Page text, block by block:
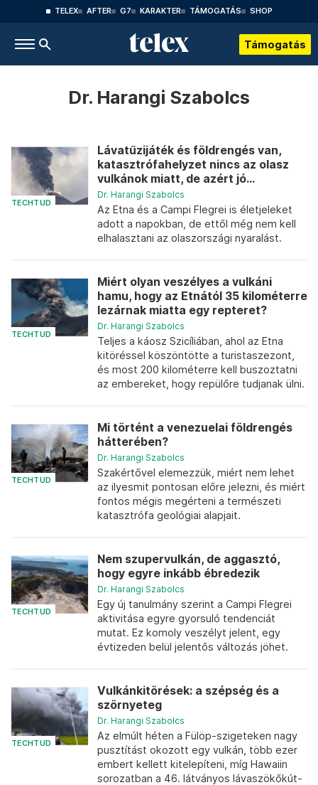
TELEX AFTER G7 KARAKTER TÁMOGATÁS SHOP
Támogatás
Dr. Harangi Szabolcs
TECHTUD
Lávatűzijáték és földrengés van,
katasztrófahelyzet nincs az olasz
vulkánok miatt, de azért jó...
Dr. Harangi Szabolcs
Az Etna és a Campi Flegrei is életjeleket
adott a napokban, de ettől még nem kell
elhalasztani az olaszországi nyaralást.
TECHTUD
Miért olyan veszélyes a vulkáni
hamu, hogy az Etnától 35 kilométerre
lezárnak miatta egy repteret?
Dr. Harangi Szabolcs
Teljes a káosz Szicíliában, ahol az Etna
kitöréssel köszöntötte a turistaszezont,
és most 200 kilométerre kell buszoztatni
az embereket, hogy repülőre tudjanak ülni.
TECHTUD
Mi történt a venezuelai földrengés
hátterében?
Dr. Harangi Szabolcs
Szakértővel elemezzük, miért nem lehet
az ilyesmit pontosan előre jelezni, és miért
fontos mégis megérteni a természeti
katasztrófa geológiai alapjait.
TECHTUD
Nem szupervulkán, de aggasztó,
hogy egyre inkább ébredezik
Dr. Harangi Szabolcs
Egy új tanulmány szerint a Campi Flegrei
aktivitása egyre gyorsuló tendenciát
mutat. Ez komoly veszélyt jelent, egy
évtizeden belül jelentős változás jöhet.
TECHTUD
Vulkánkitörések: a szépség és a
szörnyeteg
Dr. Harangi Szabolcs
Az elmúlt héten a Fülöp-szigeteken nagy
pusztítást okozott egy vulkán, több ezer
embert kellett kitelepíteni, míg Hawaiin
sorozatban a 46. látványos lávaszökőkút-